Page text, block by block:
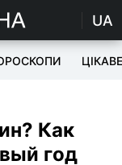
UA
ЦІКАВЕ
Как
год